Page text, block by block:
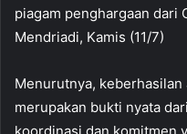
piagam penghargaan dari
Mendriadi, Kamis (11/7)
Menurutnya, keberhasilan
merupakan bukti nyata